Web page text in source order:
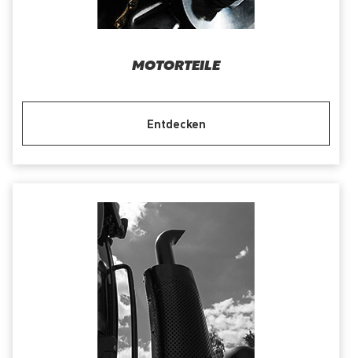
MOTORTEILE
Entdecken